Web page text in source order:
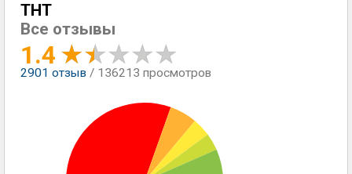
ТНТ
Все отзывы
1.4
2901 отзыв / 136213 просмотров